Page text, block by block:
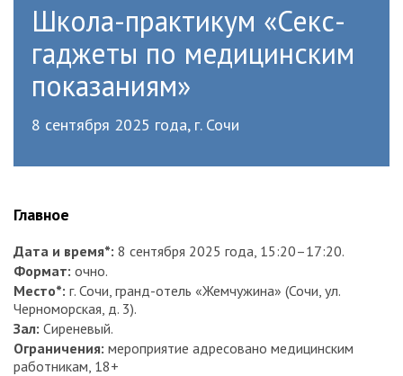
Школа-практикум «Секс-
гаджеты по медицинским
показаниям»
8 сентября 2025 года, г. Сочи
Главное
Дата и время*: 8 сентября 2025 года, 15:20–17:20.
Формат: очно.
Место*: г. Сочи, гранд-отель «Жемчужина» (Сочи, ул.
Черноморская, д. 3).
Зал: Сиреневый.
Ограничения: мероприятие адресовано медицинским
работникам, 18+